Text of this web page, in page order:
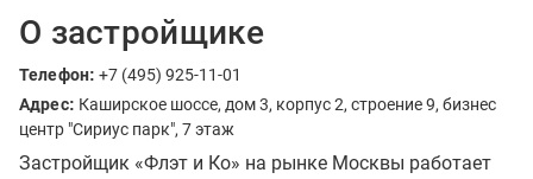
О застройщике
Телефон: +7 (495) 925-11-01
Адрес: Каширское шоссе, дом 3, корпус 2, строение 9, бизнес
центр "Сириус парк", 7 этаж
Застройщик «Флэт и Ко» на рынке Москвы работает